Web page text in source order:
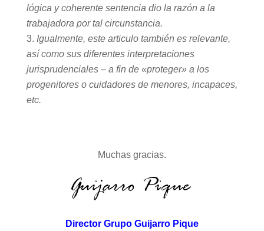
lógica y coherente sentencia dio la razón a la
trabajadora por tal circunstancia.
Igualmente, este articulo también es relevante,
así como sus diferentes interpretaciones
jurisprudenciales – a fin de «proteger» a los
progenitores o cuidadores de menores, incapaces,
etc.
Muchas gracias.
Director Grupo Guijarro Pique